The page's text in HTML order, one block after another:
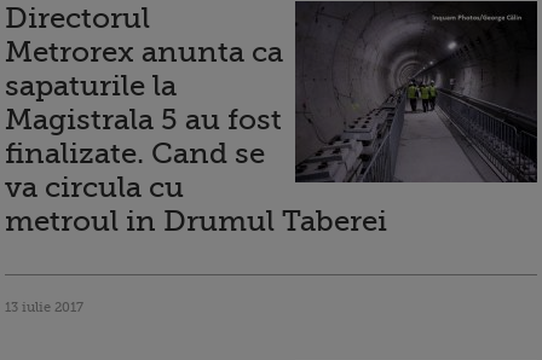
Directorul
Metrorex anunta ca
sapaturile la
Magistrala 5 au fost
finalizate. Cand se
va circula cu
metroul in Drumul Taberei
13 iulie 2017